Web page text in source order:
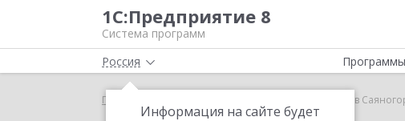
1С:Предприятие 8
Система программ
Россия
Информация на сайте будет
Главная 1С:Лизинг в